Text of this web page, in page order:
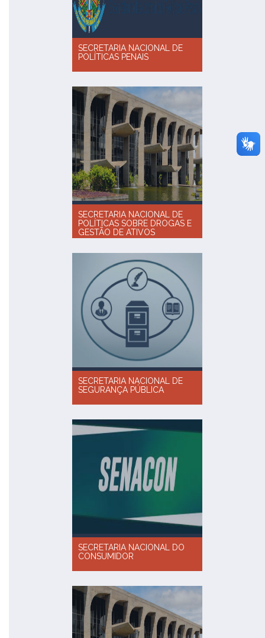
SECRETARIA NACIONAL DE
POLÍTICAS PENAIS
SECRETARIA NACIONAL DE
POLÍTICAS SOBRE DROGAS E
GESTÃO DE ATIVOS
SECRETARIA NACIONAL DE
SEGURANÇA PÚBLICA
SECRETARIA NACIONAL DO
CONSUMIDOR